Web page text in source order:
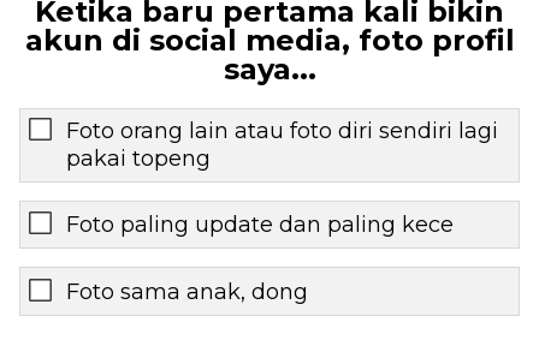
Ketika baru pertama kali bikin
akun di social media, foto profil
saya...
Foto orang lain atau foto diri sendiri lagi
pakai topeng
Foto paling update dan paling kece
Foto sama anak, dong